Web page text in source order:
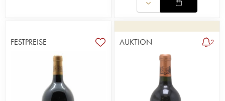
FESTPREISE AUKTION 2